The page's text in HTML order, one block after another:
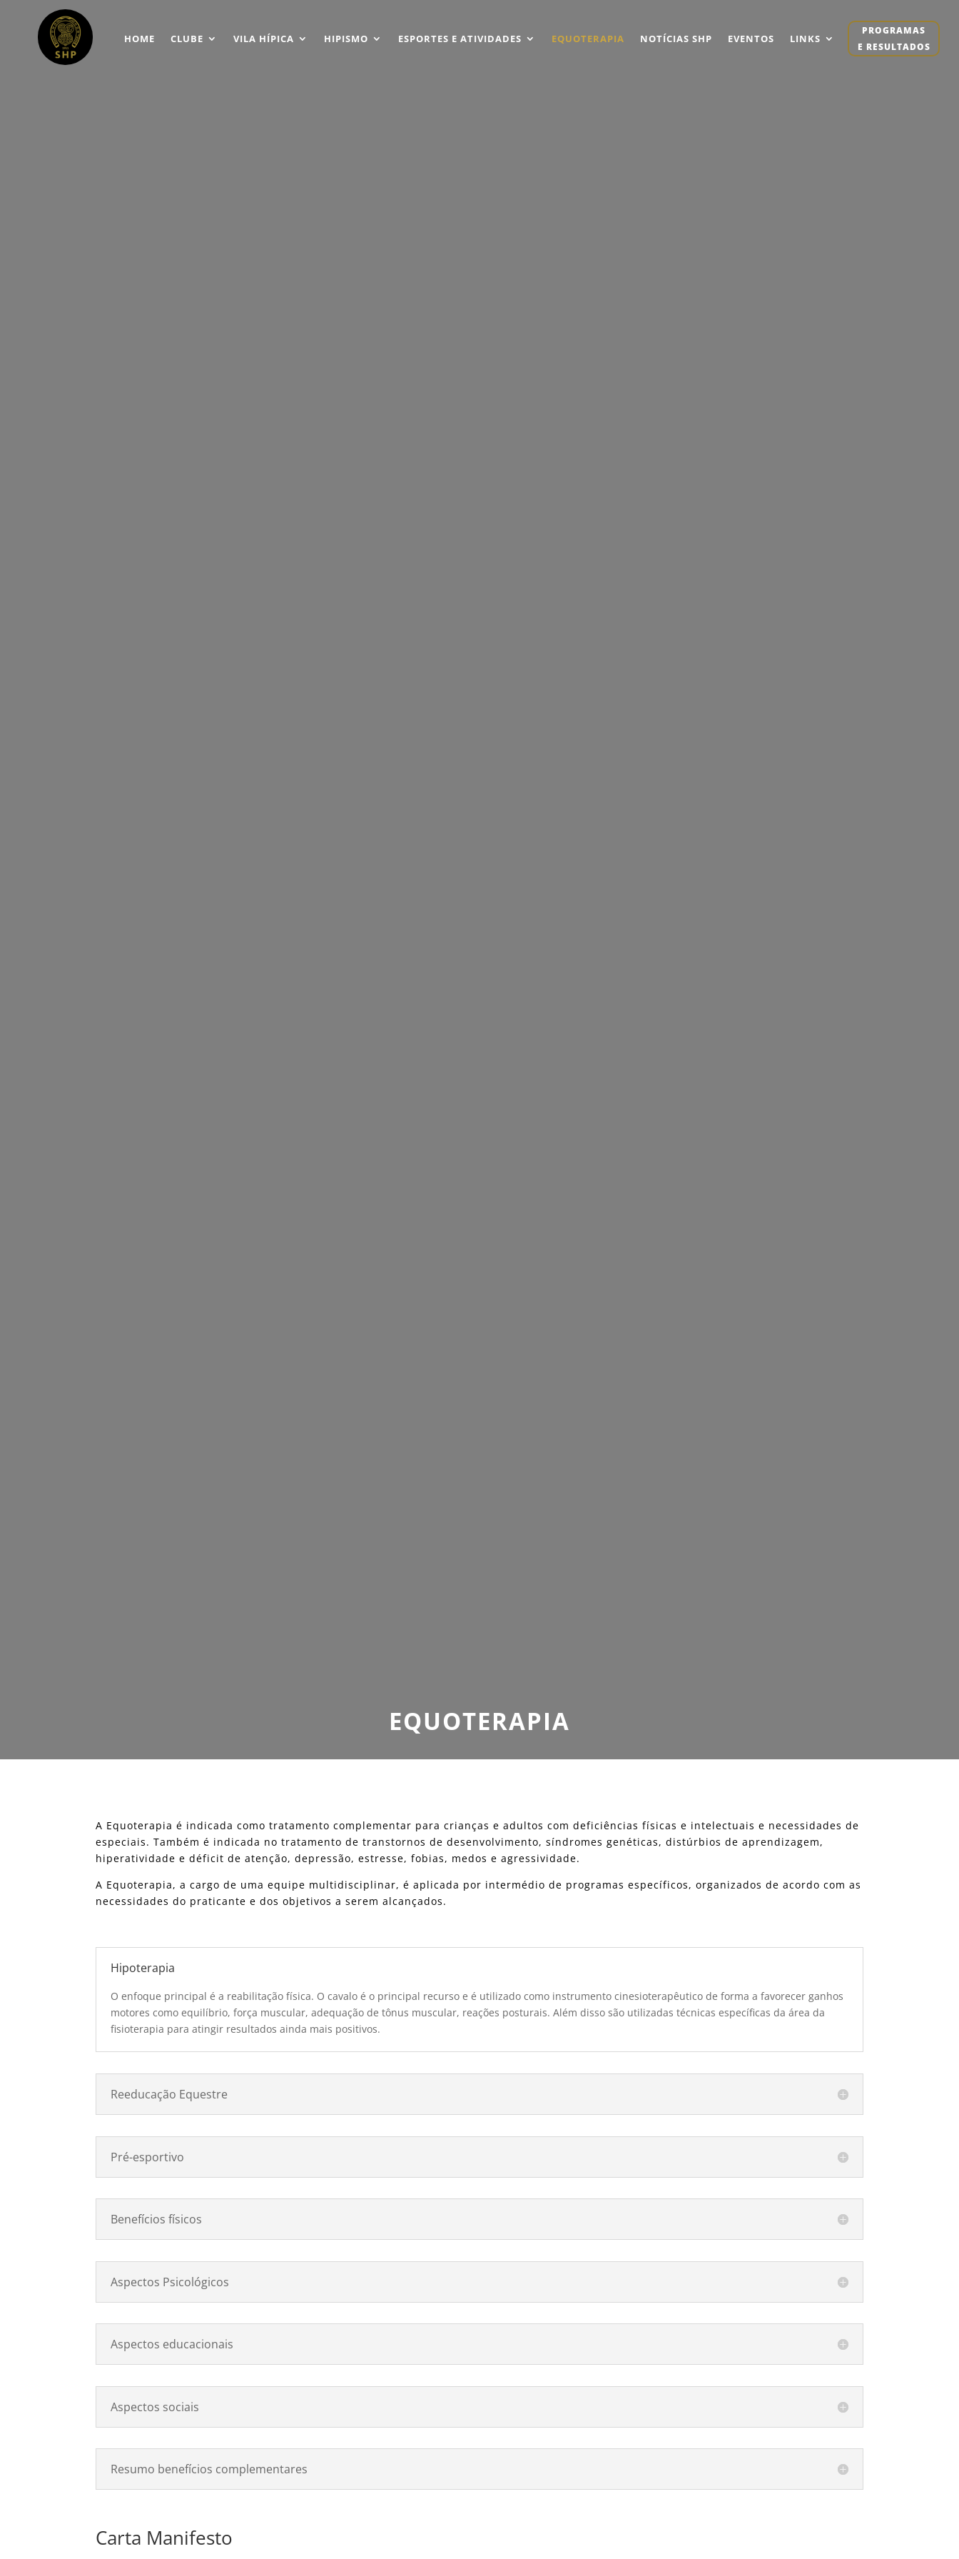
HOME CLUBE VILA HÍPICA HIPISMO ESPORTES E ATIVIDADES EQUOTERAPIA NOTÍCIAS SHP EVENTOS LINKS
PROGRAMAS
E RESULTADOS
EQUOTERAPIA
A Equoterapia é indicada como tratamento complementar para crianças e adultos com deficiências físicas e intelectuais e necessidades de
especiais. Também é indicada no tratamento de transtornos de desenvolvimento, síndromes genéticas, distúrbios de aprendizagem,
hiperatividade e déficit de atenção, depressão, estresse, fobias, medos e agressividade.
A Equoterapia, a cargo de uma equipe multidisciplinar, é aplicada por intermédio de programas específicos, organizados de acordo com as
necessidades do praticante e dos objetivos a serem alcançados.
Hipoterapia
O enfoque principal é a reabilitação física. O cavalo é o principal recurso e é utilizado como instrumento cinesioterapêutico de forma a favorecer ganhos
motores como equilíbrio, força muscular, adequação de tônus muscular, reações posturais. Além disso são utilizadas técnicas específicas da área da
fisioterapia para atingir resultados ainda mais positivos.
Reeducação Equestre
Pré-esportivo
Benefícios físicos
Aspectos Psicológicos
Aspectos educacionais
Aspectos sociais
Resumo benefícios complementares
Carta Manifesto